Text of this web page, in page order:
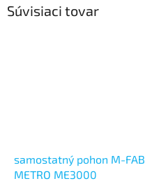
Súvisiaci tovar
samostatný pohon M-FAB
METRO ME3000